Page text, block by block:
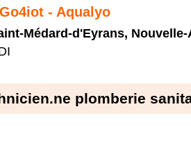
- Aqualyo
Médard-d'Eyrans,
plomberie